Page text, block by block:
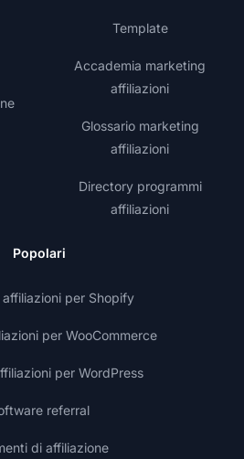
Template
Accademia marketing
affiliazioni
Glossario marketing
affiliazioni
Directory programmi
affiliazioni
Popolari
per Shopify
per WooCommerce
per WordPress
referral
di affiliazione